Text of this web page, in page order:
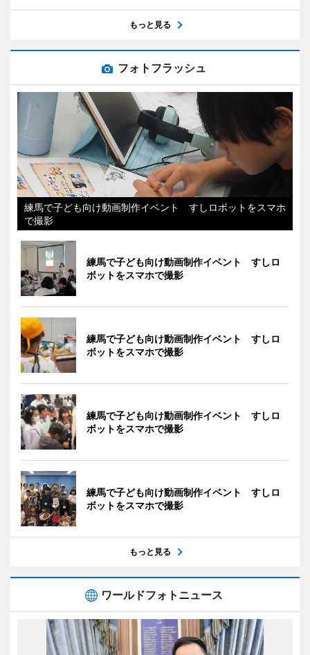
もっと見る
フォトフラッシュ
練馬で子ども向け動画制作イベント すしロボットをスマホ
で撮影
練馬で子ども向け動画制作イベント すしロ
ボットをスマホで撮影
練馬で子ども向け動画制作イベント すしロ
ボットをスマホで撮影
練馬で子ども向け動画制作イベント すしロ
ボットをスマホで撮影
練馬で子ども向け動画制作イベント すしロ
ボットをスマホで撮影
もっと見る
ワールドフォトニュース